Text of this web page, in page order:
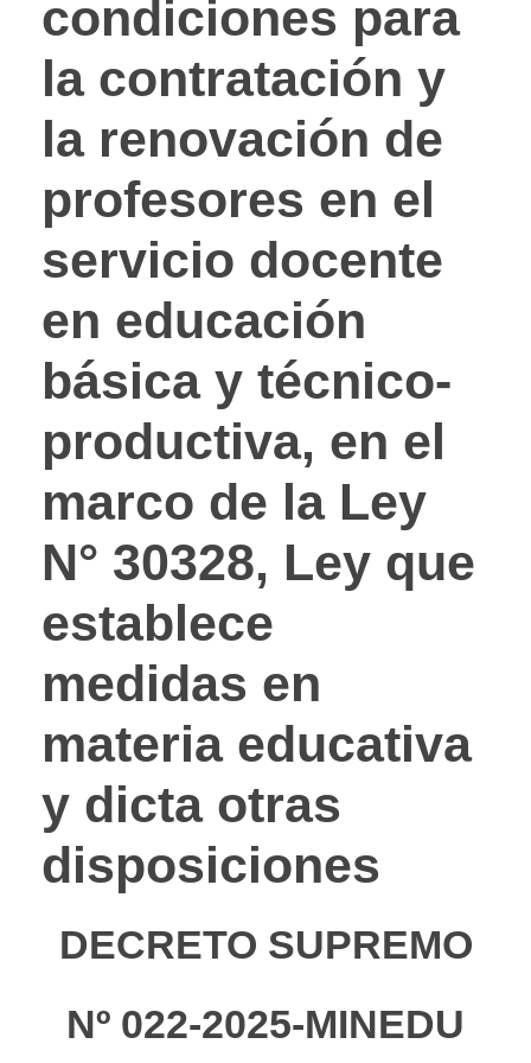
condiciones para
la contratación y
la renovación de
profesores en el
servicio docente
en educación
básica y técnico-
productiva, en el
marco de la Ley
N° 30328, Ley que
establece
medidas en
materia educativa
y dicta otras
disposiciones
DECRETO SUPREMO
Nº 022-2025-MINEDU